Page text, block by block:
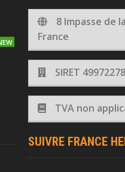
8 Impasse de
France
SIRET
TVA non
SUIVRE FRANCE